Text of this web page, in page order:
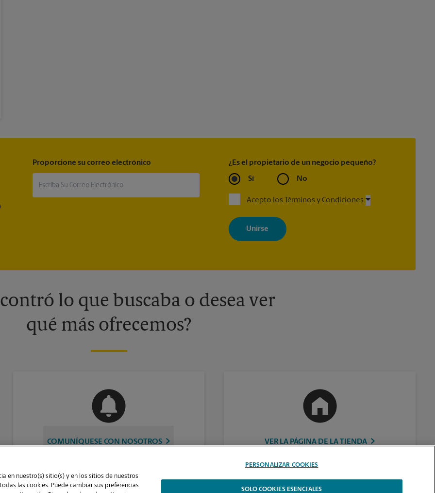
Proporcione su correo electrónico ¿Es el propietario de un negocio pequeño?
Sí No
Acepto los Términos y Condiciones
Al registrarse, acepta recibir correos electrónicos de The UPS Store
con noticias, ofertas especiales, promociones y mensajes
adaptados a sus intereses. Puede darse de baja en cualquier
momento. Para más información, consulte nuestra política de
información, contacte al centro The UPS Store en su ciudad.
lo que buscaba o desea ver
qué más ofrecemos?
COMUNÍQUESE CON NOSOTROS VER LA PÁGINA DE LA TIENDA
en nuestro(s) sitio(s) y en los sitios de nuestros
todas las cookies. Puede cambiar sus preferencias
PERSONALIZAR COOKIES
SOLO COOKIES ESENCIALES